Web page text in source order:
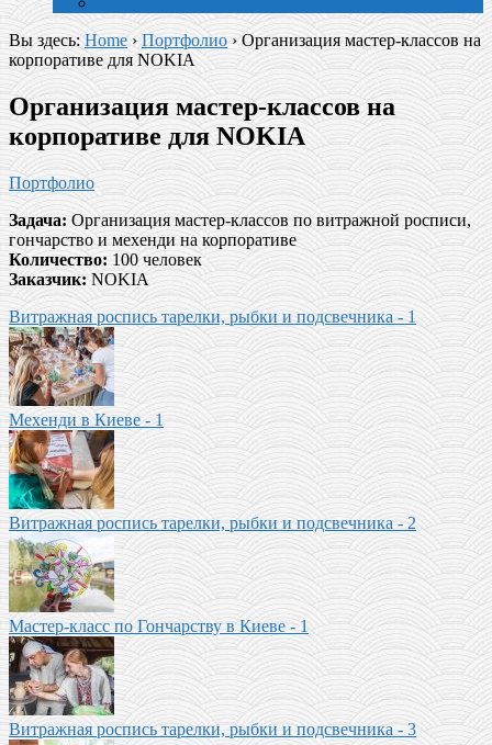
Вы здесь: Home›Портфолио ›Организация мастер-классов на
корпоративе для NOKIA
Организация мастер-классов на
корпоративе для NOKIA
Портфолио
Задача:Организация мастер-классов по витражной росписи,
гончарство и мехенди на корпоративе
Количество: 100 человек
Заказчик:NOKIA
Витражная роспись тарелки, рыбки и подсвечника - 1
Мехенди в Киеве - 1
Витражная роспись тарелки, рыбки и подсвечника - 2
Мастер-класс по Гончарству в Киеве - 1
Витражная роспись тарелки, рыбки и подсвечника - 3